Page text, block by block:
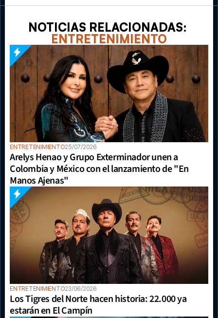
NOTICIAS RELACIONADAS:
ENTRETENIMIENTO
ENTRETENIMIENTO25/07/2026
Arelys Henao y Grupo Exterminador unen a
Colombia y México con el lanzamiento de "En
Manos Ajenas"
ENTRETENIMIENTO23/06/2026
Los Tigres del Norte hacen historia: 22.000 ya
estarán en El Campín